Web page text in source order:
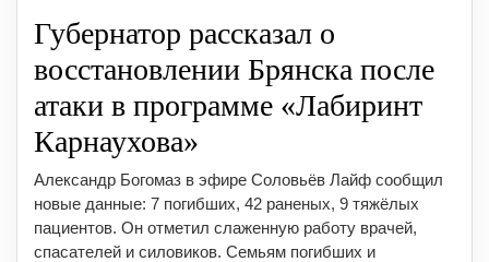
Губернатор рассказал о
восстановлении Брянска после
атаки в программе «Лабиринт
Карнаухова»
Александр Богомаз в эфире Соловьёв Лайф сообщил
новые данные: 7 погибших, 42 раненых, 9 тяжёлых
пациентов. Он отметил слаженную работу врачей,
спасателей и силовиков. Семьям погибших и